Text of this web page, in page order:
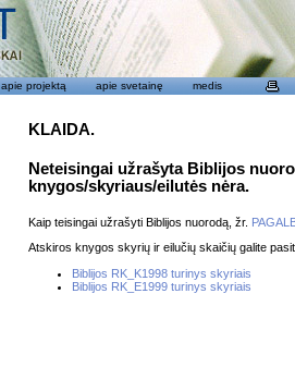
apie projektą apie svetainę medis
KLAIDA.
Neteisingai užrašyta Biblijos
knygos/skyriaus/eilutės nėra.
Kaip teisingai užrašyti Biblijos nuorodą, žr.
Atskiros knygos skyrių ir eilučių skaičių galite
Biblijos RK_K1998 turinys skyriais
Biblijos RK_E1999 turinys skyriais